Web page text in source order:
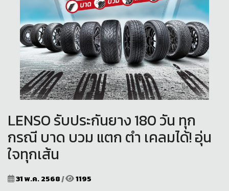
LENSO รับประกันยาง 180 วัน ทุก
กรณี บาด บวม แตก ตำ เคลมได้! อุ่น
ใจทุกเส้น
31 พ.ค. 2568| 1195